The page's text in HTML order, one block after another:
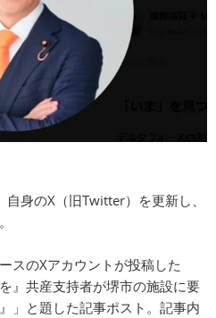
身のX（旧Twitter）を更新し、
スのXアカウントが投稿した
』共産支持者が堺市の施設に要
と題した記事ポスト。記事内